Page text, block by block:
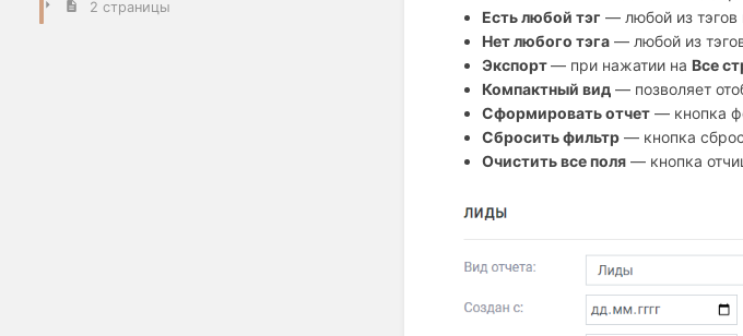
2 страницы
Есть любой тэг — любой из тэгов
Нет любого тэга — любой из
Экспорт— при нажатии на Все
Компактный вид — позволяет
Сформировать отчет — кнопка
Сбросить фильтр — кнопка
Очистить все поля — кнопка